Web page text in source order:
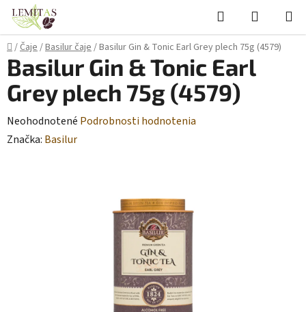
Prejsť
obsah
Hľadať
KOŠÍK
Domov
/Čaje/Basilur čaje/Basilur Gin & Tonic Earl Grey plech 75g (4579)
Basilur Gin & Tonic Earl
Grey plech 75g (4579)
Priemerné
hodnotenie
Neohodnotené Podrobnosti hodnotenia
Značka: Basilur